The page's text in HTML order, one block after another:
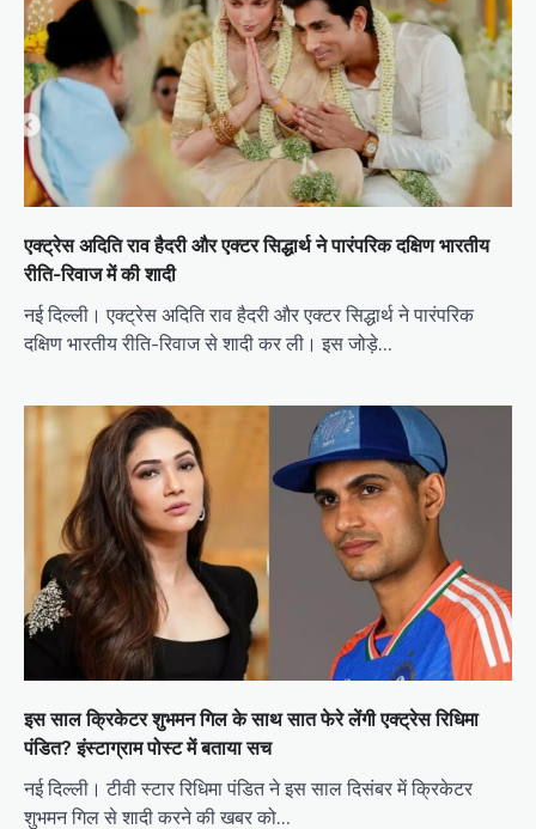
एक्ट्रेस अदिति राव हैदरी और एक्टर सिद्धार्थ ने पारंपरिक दक्षिण भारतीय
रीति-रिवाज में की शादी
नई दिल्ली। एक्ट्रेस अदिति राव हैदरी और एक्टर सिद्धार्थ ने पारंपरिक
दक्षिण भारतीय रीति-रिवाज से शादी कर ली। इस जोड़े…
इस साल क्रिकेटर शुभमन गिल के साथ सात फेरे लेंगी एक्ट्रेस रिधिमा
पंडित? इंस्टाग्राम पोस्ट में बताया सच
नई दिल्ली। टीवी स्टार रिधिमा पंडित ने इस साल दिसंबर में क्रिकेटर
शुभमन गिल से शादी करने की खबर को…